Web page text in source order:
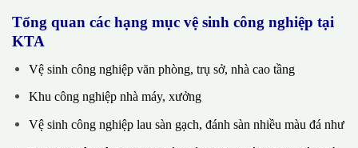
Tổng quan các hạng mục vệ sinh công nghiệp tại
KTA
Vệ sinh công nghiệp văn phòng, trụ sở, nhà cao tầng
Khu công nghiệp nhà máy, xưởng
Vệ sinh công nghiệp lau sàn gạch, đánh sàn nhiều màu đá như